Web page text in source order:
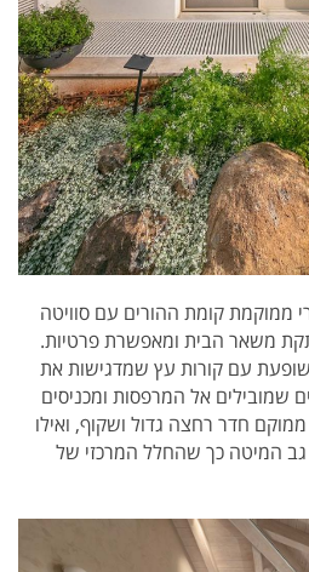
ממוקמת קומת ההורים עם סוויטה
משאר הבית ומאפשרת פרטיות.
עם קורות עץ שמדגישות את
שמובילים אל המרפסות ומכניסים
ממוקם חדר רחצה גדול ושקוף, ואילו
גב המיטה כך שהחלל המרכזי של